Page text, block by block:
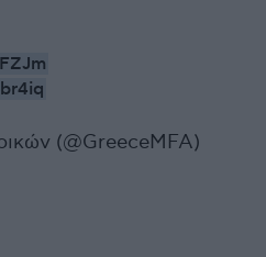
(@GreeceMFA)